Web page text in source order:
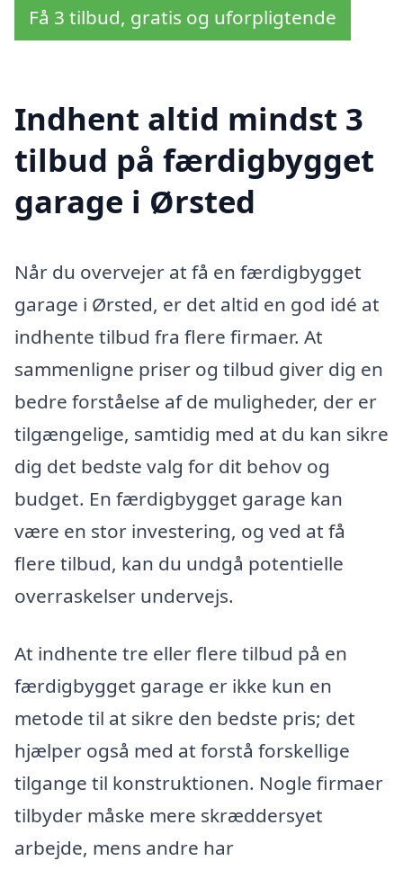
Få 3 tilbud, gratis og uforpligtende
Indhent altid mindst 3
tilbud på færdigbygget
garage i Ørsted
Når du overvejer at få en færdigbygget
garage i Ørsted, er det altid en god idé at
indhente tilbud fra flere firmaer. At
sammenligne priser og tilbud giver dig en
bedre forståelse af de muligheder, der er
tilgængelige, samtidig med at du kan sikre
dig det bedste valg for dit behov og
budget. En færdigbygget garage kan
være en stor investering, og ved at få
flere tilbud, kan du undgå potentielle
overraskelser undervejs.
At indhente tre eller flere tilbud på en
færdigbygget garage er ikke kun en
metode til at sikre den bedste pris; det
hjælper også med at forstå forskellige
tilgange til konstruktionen. Nogle firmaer
tilbyder måske mere skræddersyet
arbejde, mens andre har